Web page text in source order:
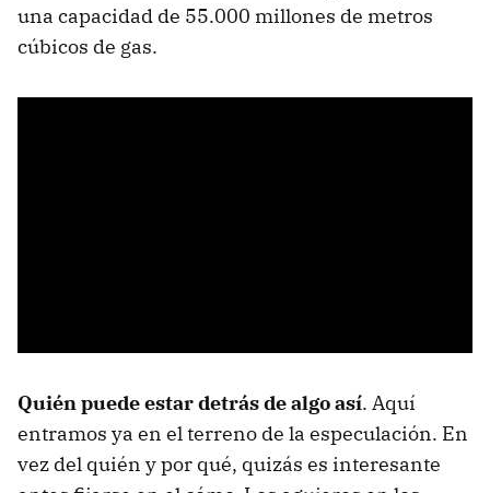
una capacidad de 55.000 millones de metros
cúbicos de gas.
Quién puede estar detrás de algo así. Aquí
entramos ya en el terreno de la especulación. En
vez del quién y por qué, quizás es interesante